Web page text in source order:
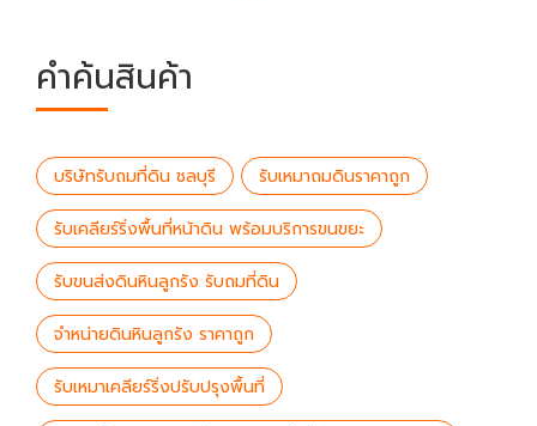
คำค้นสินค้า
บริษัทรับถมที่ดิน ชลบุรี รับเหมาถมดินราคาถูก
รับเคลียร์ริ่งพื้นที่หน้าดิน พร้อมบริการขนขยะ
รับขนส่งดินหินลูกรัง รับถมที่ดิน
จำหน่ายดินหินลูกรัง ราคาถูก
รับเหมาเคลียร์ริ่งปรับปรุงพื้นที่